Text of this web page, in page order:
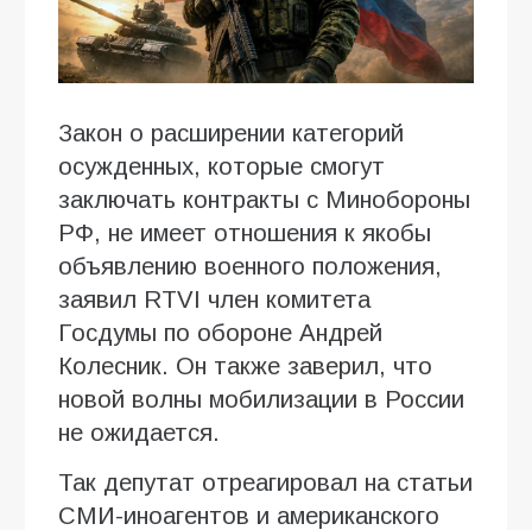
Закон о расширении категорий
осужденных, которые смогут
заключать контракты с Минобороны
РФ, не имеет отношения к якобы
объявлению военного положения,
заявил RTVI член комитета
Госдумы по обороне Андрей
Колесник. Он также заверил, что
новой волны мобилизации в России
не ожидается.
Так депутат отреагировал на статьи
СМИ-иноагентов и американского